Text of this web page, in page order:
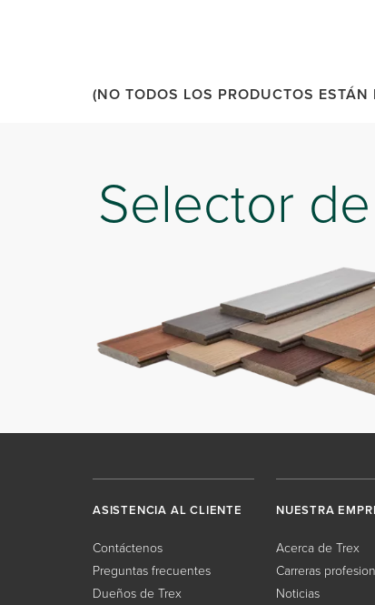
(NO TODOS LOS PRODUCTOS
Selector
ASISTENCIA AL CLIENTE
Contáctenos
Preguntas frecuentes
Dueños de Trex
NUESTRA
Acerca de Trex
Carreras
Noticias